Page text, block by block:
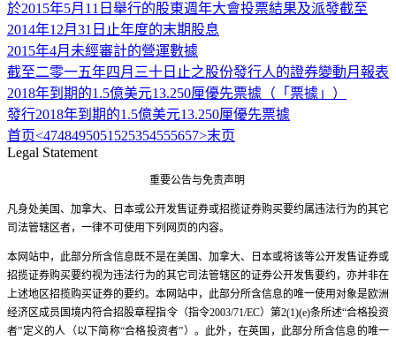
於2015年5月11日舉行的股東週年大會投票結果及派發截至
2014年12月31日止年度的末期股息
2015年4月未經審計的營運數據
截至二零一五年四月三十日止之股份發行人的證券變動月報表
2018年到期的1.5億美元13.250厘優先票據（「票據」）
發行2018年到期的1.5億美元13.250厘優先票據
首页<4748495051 525354555657>末页
Legal Statement
重要公告与免责声明
凡身处美国、加拿大、日本或公开发售证券或招揽证券购买要约属违法行为的其它
司法管辖区者，一律不可使用下列网页的内容。
本网站中，此部分所含信息既不是在美国、加拿大、日本或将该等公开发售证券或
招揽证券购买要约视为违法行为的其它司法管辖区的证券公开发售要约，亦并非在
上述地区招揽购买证券的要约。本网站中，此部分所含信息的唯一使用对象是欧洲
经济区成员国境内符合招股章程指令（指令2003/71/EC）第2(1)(e)条所述“合格投资
者”定义的人（以下简称“合格投资者”）。此外，在英国，此部分所含信息的唯一